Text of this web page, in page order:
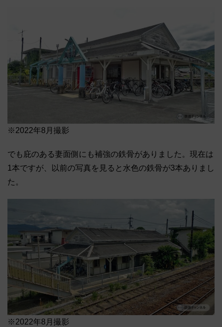
※2022年8月撮影
でも庇のある妻面側にも補強の鉄骨がありました。現在は
1本ですが、以前の写真を見ると水色の鉄骨が3本ありまし
た。
※2022年8月撮影